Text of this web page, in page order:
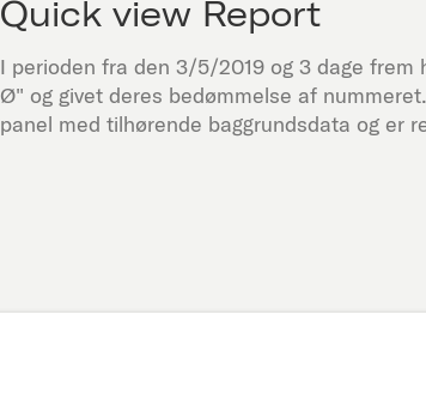
Quick view Report
I perioden fra den 3/5/2019 og 3 dage
Ø" og givet deres bedømmelse af
panel med tilhørende baggrundsdata og er